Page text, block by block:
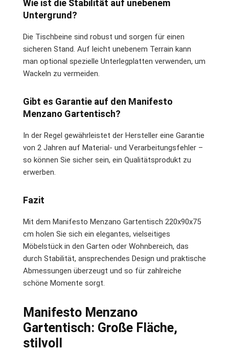
Wie ist die Stabilität auf unebenem
Untergrund?
Die Tischbeine sind robust und sorgen für einen
sicheren Stand. Auf leicht unebenem Terrain kann
man optional spezielle Unterlegplatten verwenden, um
Wackeln zu vermeiden.
Gibt es Garantie auf den Manifesto
Menzano Gartentisch?
In der Regel gewährleistet der Hersteller eine Garantie
von 2 Jahren auf Material- und Verarbeitungsfehler –
so können Sie sicher sein, ein Qualitätsprodukt zu
erwerben.
Fazit
Mit dem Manifesto Menzano Gartentisch 220x90x75
cm holen Sie sich ein elegantes, vielseitiges
Möbelstück in den Garten oder Wohnbereich, das
durch Stabilität, ansprechendes Design und praktische
Abmessungen überzeugt und so für zahlreiche
schöne Momente sorgt.
Manifesto Menzano
Gartentisch: Große Fläche,
stilvoll